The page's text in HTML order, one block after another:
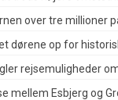
over tre millioner
dørene op for
rejsemuligheder
mellem Esbjerg og